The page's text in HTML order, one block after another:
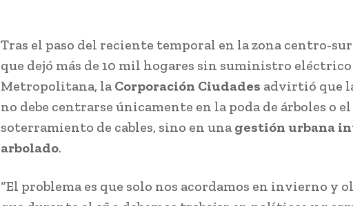
Tras el paso del reciente temporal en la zona centro-
que dejó más de 10 mil hogares sin suministro
Metropolitana, la Corporación Ciudades advirtió que
no debe centrarse únicamente en la poda de árboles o el
soterramiento de cables, sino en una gestión urbana
arbolado.
“El problema es que solo nos acordamos en invierno y